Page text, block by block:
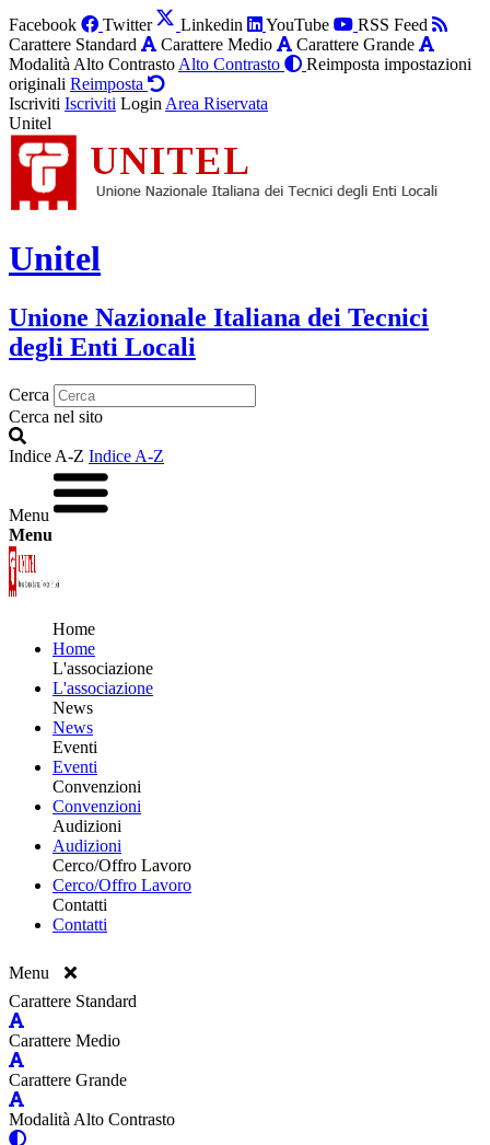
Facebook Twitter Linkedin YouTube
RSS Feed
Carattere Standard
Carattere Medio
Carattere Grande
Modalità Alto Contrasto Alto Contrasto
Reimposta impostazioni
originali Reimposta
Iscriviti Iscriviti Login Area Riservata
Unitel
Unitel
Unione Nazionale Italiana dei Tecnici
degli Enti Locali
Cerca
Cerca nel sito
Indice A-Z Indice A-Z
Menu
Menu
Home
Home
L'associazione
L'associazione
News
News
Eventi
Eventi
Convenzioni
Convenzioni
Audizioni
Audizioni
Cerco/Offro Lavoro
Cerco/Offro Lavoro
Contatti
Contatti
Menu
Carattere Standard
Carattere Medio
Carattere Grande
Modalità Alto Contrasto